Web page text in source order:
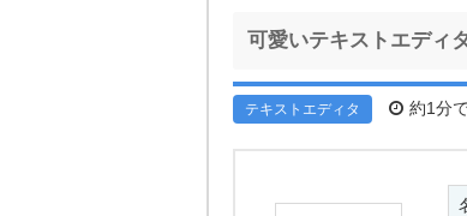
可愛いテキストエディ
テキストエディタ 約1分